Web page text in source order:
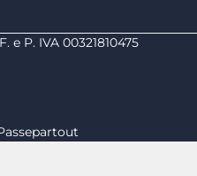
e P. IVA 00321810475